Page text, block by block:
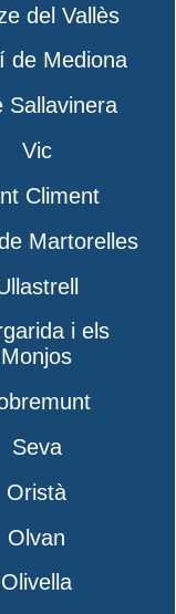
del Vallès
de Mediona
Sallavinera
Vic
Climent
Martorelles
i els
Monjos
Seva
Oristà
Olvan
Olivella